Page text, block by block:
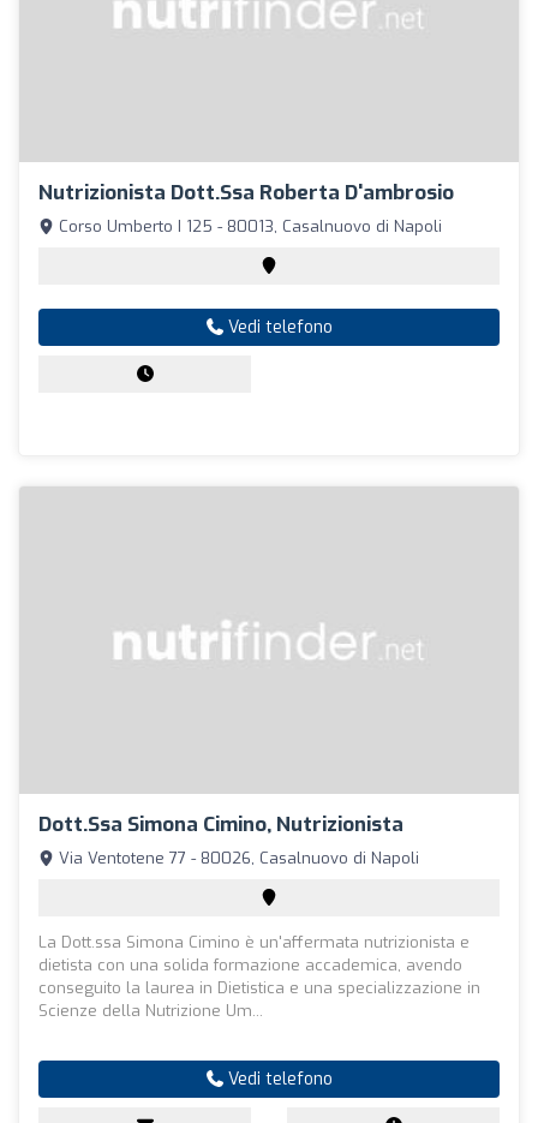
Nutrizionista Dott.ssa Roberta D'ambrosio
Corso Umberto I 125 - 80013, Casalnuovo di Napoli
Vedi telefono
Dott.ssa Simona Cimino, Nutrizionista
Via Ventotene 77 - 80026, Casalnuovo di Napoli
La Dott.ssa Simona Cimino è un'affermata nutrizionista e
dietista con una solida formazione accademica, avendo
conseguito la laurea in Dietistica e una specializzazione in
Scienze della Nutrizione Um...
Vedi telefono